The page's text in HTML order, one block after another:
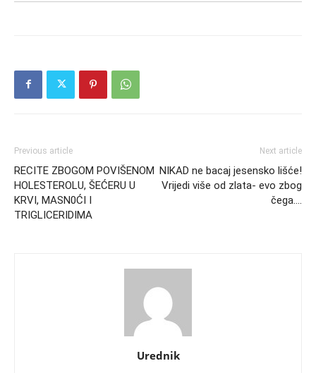
Previous article
RECITE ZBOGOM POVIŠENOM
HOLESTEROLU, ŠEĆERU U
KRVI, MASN0ĆI I
TRIGLICERIDIMA
Next article
NIKAD ne bacaj jesensko lišće!
Vrijedi više od zlata- evo zbog
čega….
Urednik